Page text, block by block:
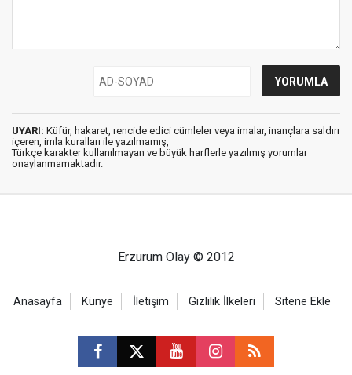
UYARI: Küfür, hakaret, rencide edici cümleler veya imalar, inançlara saldırı
içeren, imla kuralları ile yazılmamış,
Türkçe karakter kullanılmayan ve büyük harflerle yazılmış yorumlar
onaylanmamaktadır.
Erzurum Olay © 2012
Anasayfa Künye İletişim Gizlilik İlkeleri Sitene Ekle